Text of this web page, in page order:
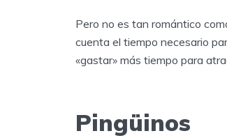
Pero no es tan romántico
cuenta el tiempo necesario
«gastar» más tiempo para
Pingüinos